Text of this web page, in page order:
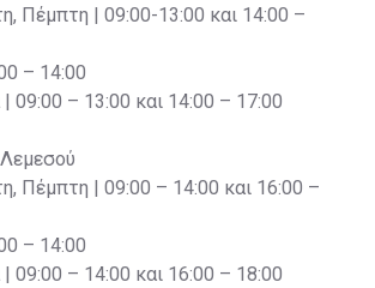
Πέμπτη | 09:00-13:00 και 14:00 –
– 14:00
09:00 – 13:00 και 14:00 – 17:00
Πέμπτη | 09:00 – 14:00 και 16:00 –
– 14:00
09:00 – 14:00 και 16:00 – 18:00